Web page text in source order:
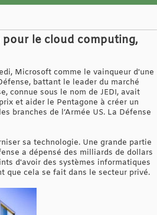
le cloud computing,
Microsoft comme le vainqueur d'une
battant le leader du marché
connue sous le nom de JEDI, avait
et aider le Pentagone à créer un
branches de l’Armée US. La Défense
sa technologie. Une grande partie
a dépensé des milliards de dollars
d'avoir des systèmes informatiques
que cela se fait dans le secteur privé.